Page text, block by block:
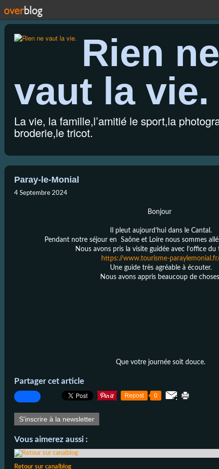
Rien ne
vaut la vie.
La vie, la famille,l’amitié le sport,la
broderie,le tricot.
Paray-le-Monial
4 Septembre 2024
Bonjour
Il pleut aujourd’hui dans le Cantal.
Pendant notre séjour en Saône et Loire nous sommes
Nous avons pris la visite guidée avec l’office du
https://www.tourisme-
Une guide très agréable à écouter.
Nous avons appris beaucoup de
Que votre journée soit douce.
Partager cet article
Repost 0
S'inscrire à la newsletter
Vous aimerez aussi :
Retour sur canalblog